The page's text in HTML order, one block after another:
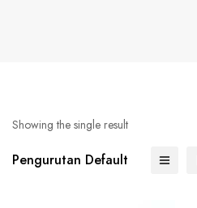
Showing the single result
Pengurutan Default